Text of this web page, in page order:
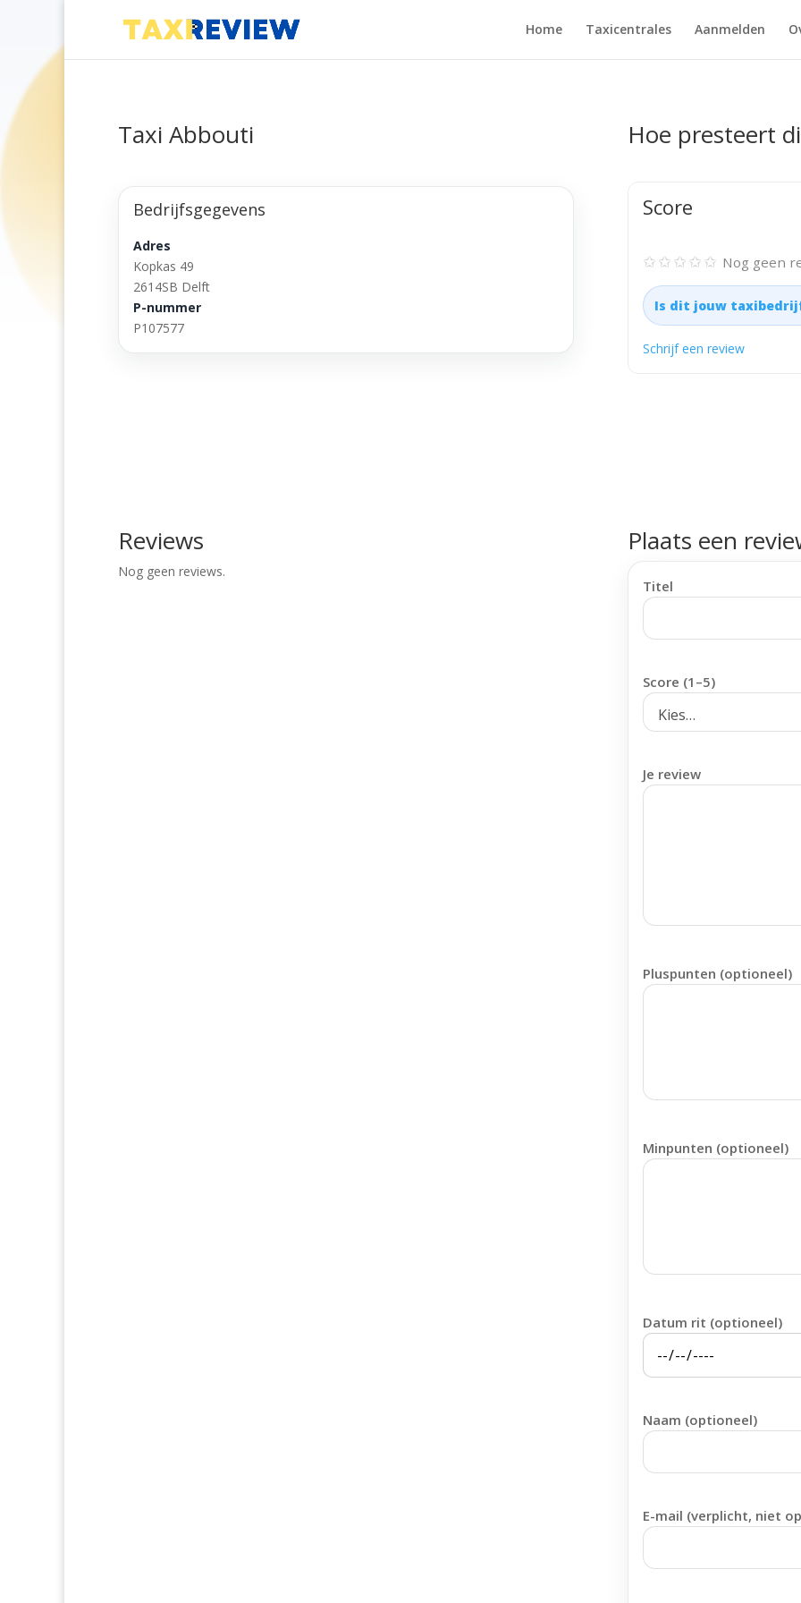
Home Taxicentrales Aanmelden
Taxi Abbouti
Bedrijfsgegevens
Adres
Kopkas 49
2614SB Delft
P-nummer
P107577
Hoe presteert
Score
✩✩✩✩✩ Nog geen
Is dit jouw
Schrijf een review
Reviews
Nog geen reviews.
Plaats een
Titel
Score (1–5)
Je review
Pluspunten (optioneel)
Minpunten (optioneel)
Datum rit (optioneel)
Naam (optioneel)
E-mail (verplicht, niet